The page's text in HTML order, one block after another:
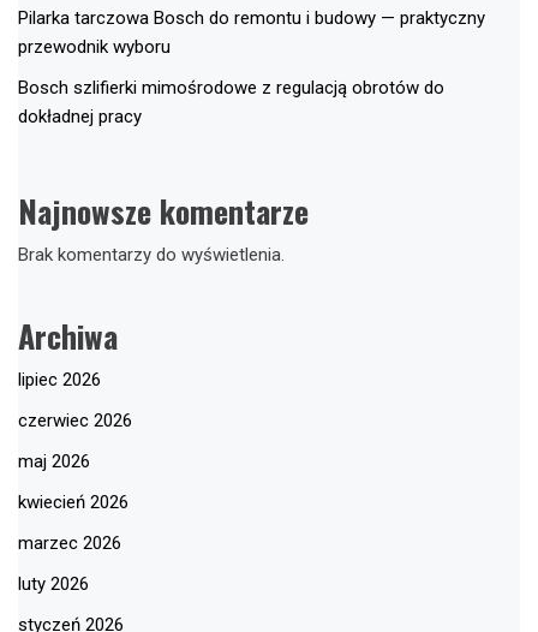
Pilarka tarczowa Bosch do remontu i budowy — praktyczny
przewodnik wyboru
Bosch szlifierki mimośrodowe z regulacją obrotów do
dokładnej pracy
Najnowsze komentarze
Brak komentarzy do wyświetlenia.
Archiwa
lipiec 2026
czerwiec 2026
maj 2026
kwiecień 2026
marzec 2026
luty 2026
styczeń 2026